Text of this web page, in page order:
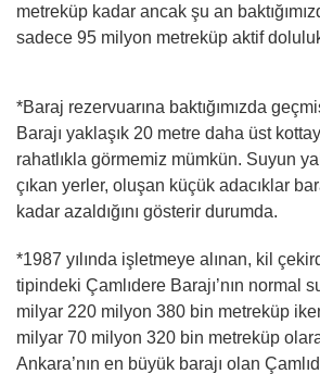
metreküp kadar ancak şu an
sadece 95 milyon metreküp aktif
*Baraj rezervuarına baktığımızda
Barajı yaklaşık 20 metre daha üst
rahatlıkla görmemiz mümkün. Suyun
çıkan yerler, oluşan küçük adacıklar
kadar azaldığını gösterir durumda.
*1987 yılında işletmeye alınan, kil
tipindeki Çamlıdere Barajı’nın normal
milyar 220 milyon 380 bin metreküp
milyar 70 milyon 320 bin metreküp
Ankara’nın en büyük barajı olan